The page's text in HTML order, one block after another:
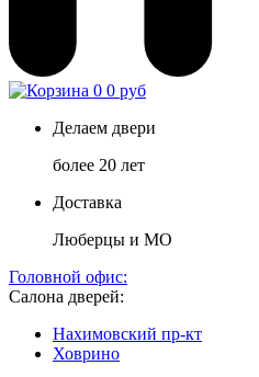
0 0 руб
Делаем двери
более 20 лет
Доставка
Люберцы и МО
Головной офис:
Салона дверей:
Нахимовский пр-кт
Ховрино